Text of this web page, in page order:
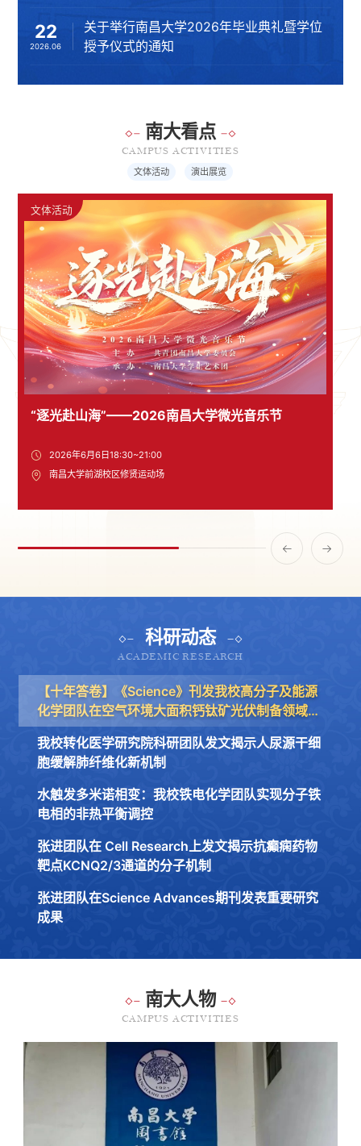
22
2026.06
关于举行南昌大学2026年毕业典礼暨学位
授予仪式的通知
南大看点
CAMPUS ACTIVITIES
文体活动
演出展览
文体活动
“逐光赴山海”——2026南昌大学微光音乐节
2026年6月6日18:30~21:00
南昌大学前湖校区修贤运动场
科研动态
ACADEMIC RESEARCH
【十年答卷】《Science》刊发我校高分子及能源
化学团队在空气环境大面积钙钛矿光伏制备领域重
要研究成果
我校转化医学研究院科研团队发文揭示人尿源干细
胞缓解肺纤维化新机制
水触发多米诺相变：我校铁电化学团队实现分子铁
电相的非热平衡调控
张进团队在 Cell Research上发文揭示抗癫痫药物
靶点KCNQ2/3通道的分子机制
张进团队在Science Advances期刊发表重要研究
成果
南大人物
CAMPUS ACTIVITIES